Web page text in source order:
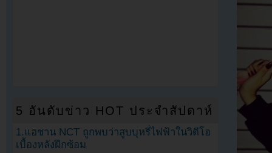
5 อันดับข่าว HOT ประจำสัปดาห์
1.แฮชาน NCT ถูกพบว่าสูบบุหรี่ไฟฟ้าในวิดีโอ
เบื้องหลังฝึกซ้อม